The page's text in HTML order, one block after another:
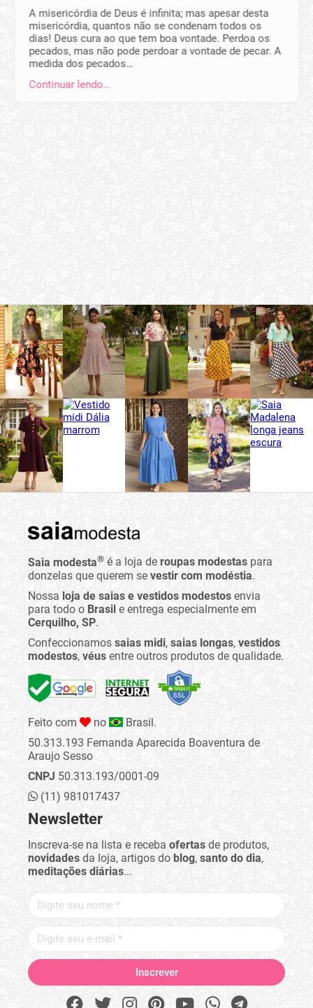
A misericórdia de Deus é infinita; mas apesar desta
misericórdia, quantos não se condenam todos os
dias! Deus cura ao que tem boa vontade. Perdoa os
pecados, mas não pode perdoar a vontade de pecar. A
medida dos pecados…
Continuar lendo…
Saia modesta® é a loja de roupas modestas para
donzelas que querem se vestir com modéstia.
Nossa loja de saias e vestidos modestos envia
para todo o Brasil e entrega especialmente em
Cerquilho, SP.
Confeccionamos saias midi, saias longas, vestidos
modestos, véus entre outros produtos de qualidade.
Feito com no
Brasil.
50.313.193 Fernanda Aparecida Boaventura de
Araujo Sesso
CNPJ 50.313.193/0001-09
(11) 981017437
Newsletter
Inscreva-se na lista e receba ofertas de produtos,
novidades da loja, artigos do blog, santo do dia,
meditações diárias...